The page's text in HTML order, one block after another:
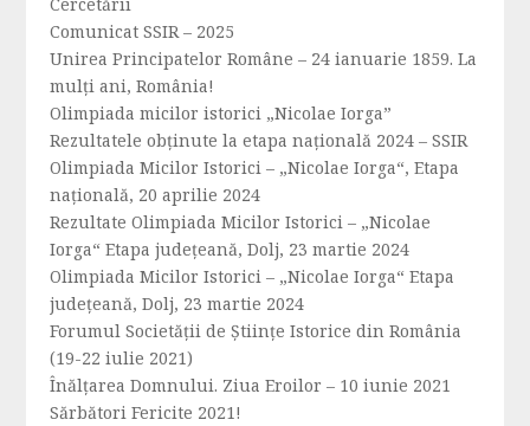
Comunicat SSIR – 2025
Unirea Principatelor Române – 24 ianuarie 1859. La
mulți ani, România!
Olimpiada micilor istorici „Nicolae Iorga”
Rezultatele obținute la etapa națională 2024 – SSIR
Olimpiada Micilor Istorici – „Nicolae Iorga“, Etapa
națională, 20 aprilie 2024
Rezultate Olimpiada Micilor Istorici – „Nicolae
Iorga“ Etapa județeană, Dolj, 23 martie 2024
Olimpiada Micilor Istorici – „Nicolae Iorga“ Etapa
județeană, Dolj, 23 martie 2024
Forumul Societăţii de Ştiinţe Istorice din România
(19-22 iulie 2021)
Înălțarea Domnului. Ziua Eroilor – 10 iunie 2021
Sărbători Fericite 2021!